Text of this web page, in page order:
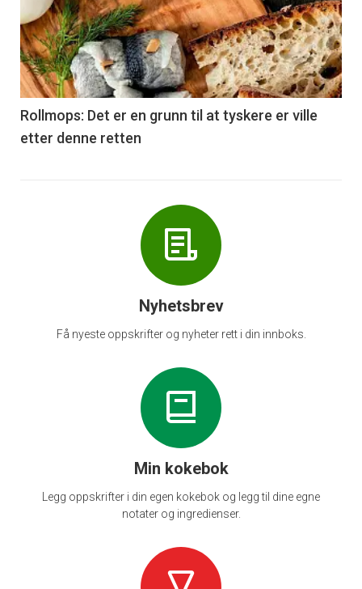
akkurat
nå
-
6
Rollmops: Det er en grunn til at tyskere er ville
etter denne retten
Nyhetsbrev
Få nyeste oppskrifter og nyheter rett i din innboks.
Min kokebok
Legg oppskrifter i din egen kokebok og legg til dine egne
notater og ingredienser.